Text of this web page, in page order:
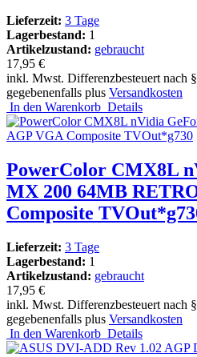
Lieferzeit: 3 Tage
Lagerbestand: 1
Artikelzustand: gebraucht
17,95 €
inkl. Mwst. Differenzbesteuert nach
gegebenenfalls plus Versandkosten
In den Warenkorb Details
PowerColor CMX8L
MX 200 64MB
Composite
Lieferzeit: 3 Tage
Lagerbestand: 1
Artikelzustand: gebraucht
17,95 €
inkl. Mwst. Differenzbesteuert nach
gegebenenfalls plus Versandkosten
In den Warenkorb Details